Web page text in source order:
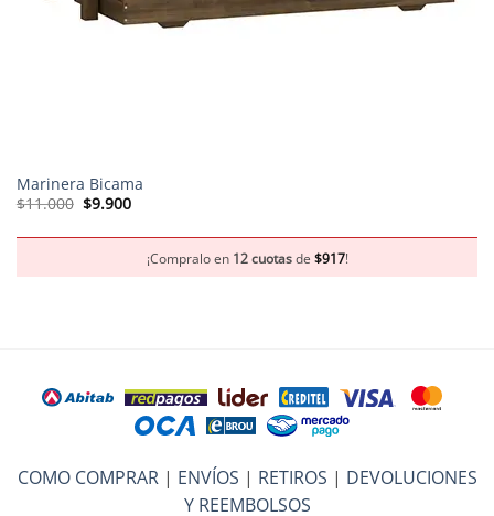
Marinera Bicama
$11.000 El
$9.900El
$9.900.
¡Compralo en 12 cuotasde $917!
COMO COMPRAR| ENVÍOS | RETIROS | DEVOLUCIONES
Y REEMBOLSOS